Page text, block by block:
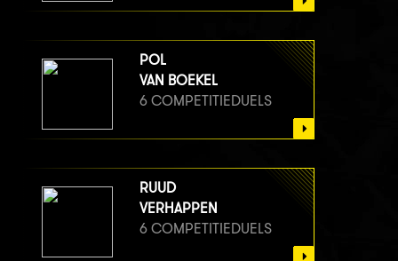
POL
VAN BOEKEL
6 COMPETITIEDUELS
RUUD
VERHAPPEN
6 COMPETITIEDUELS